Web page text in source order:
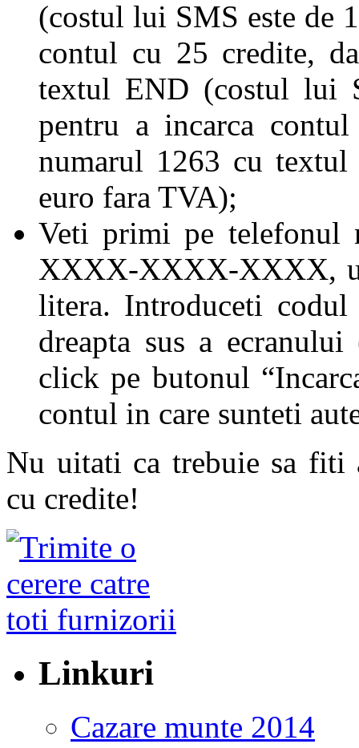
(costul lui SMS este de
contul cu 25 credite,
textul END (costul lui
pentru a incarca
numarul 1263 cu
euro fara TVA);
Veti primi pe
XXXX-XXXX-XXXX,
litera. Introduceti
dreapta sus a
click pe butonul
contul in care sunteti
Nu uitati ca trebuie sa fiti
cu credite!
Linkuri
Cazare munte 2014